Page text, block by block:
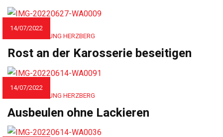
14/07/2022
AUTOLACKIERUNG HERZBERG
Rost an der Karosserie beseitigen
14/07/2022
AUTOLACKIERUNG HERZBERG
Ausbeulen ohne Lackieren